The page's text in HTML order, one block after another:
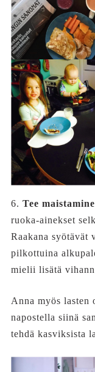
6. Tee
ruoka-ainekset
Raakana syötävät
pilkottuina
mielii lisätä
Anna myös lasten
napostella siinä
tehdä kasviksista